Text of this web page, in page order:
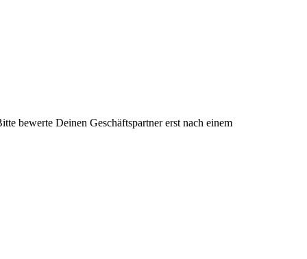
bewerte Deinen Geschäftspartner erst nach einem